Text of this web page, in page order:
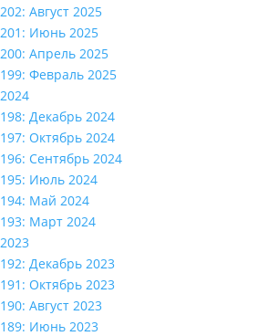
202: Август 2025
201: Июнь 2025
200: Апрель 2025
199: Февраль 2025
2024
198: Декабрь 2024
197: Октябрь 2024
196: Сентябрь 2024
195: Июль 2024
194: Май 2024
193: Март 2024
2023
192: Декабрь 2023
191: Октябрь 2023
190: Август 2023
189: Июнь 2023